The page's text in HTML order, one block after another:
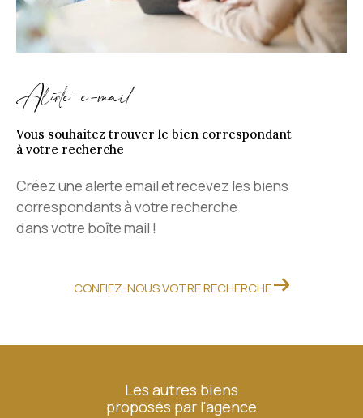
Alerte e-mail
Vous souhaitez trouver le bien correspondant
à votre recherche
Créez une alerte email et recevez les biens
correspondants à votre recherche
dans votre boîte mail !
CONFIEZ-NOUS VOTRE RECHERCHE
Les autres biens
proposés par l'agence